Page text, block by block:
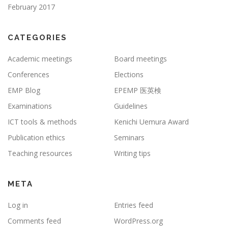
February 2017
CATEGORIES
Academic meetings
Board meetings
Conferences
Elections
EMP Blog
EPEMP 医英検
Examinations
Guidelines
ICT tools & methods
Kenichi Uemura Award
Publication ethics
Seminars
Teaching resources
Writing tips
META
Log in
Entries feed
Comments feed
WordPress.org